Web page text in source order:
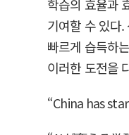
학습의 효율과
기여할 수 있다
빠르게 습득하
이러한 도전을
“China has